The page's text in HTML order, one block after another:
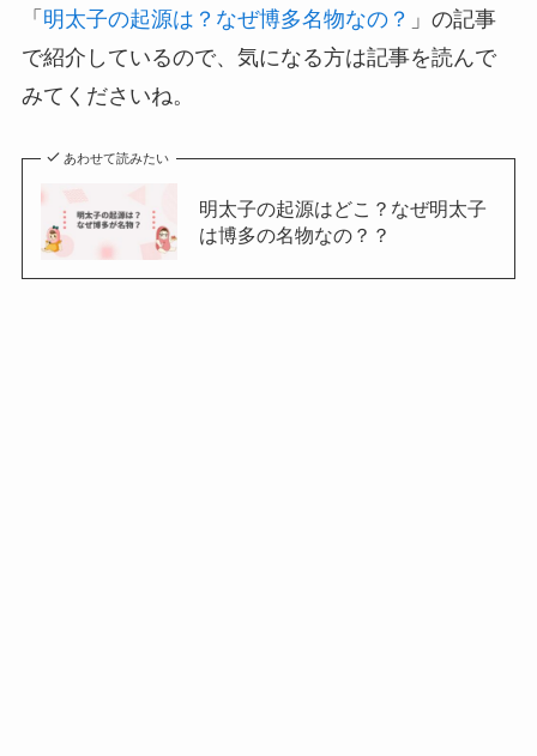
「 明太子の起源は？なぜ博多名物なの？ 」の記事
で紹介しているので、気になる方は記事を読んで
みてくださいね。
あわせて読みたい
明太子の起源はどこ？なぜ明太子
は博多の名物なの？？